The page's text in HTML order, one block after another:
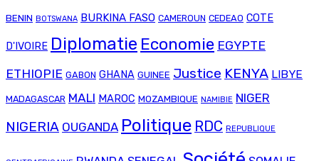
BENIN BOTSWANA BURKINA FASO CAMEROUN CEDEAO COTE
D'IVOIRE Diplomatie Economie EGYPTE
ETHIOPIE GABON GHANA GUINEE Justice KENYA LIBYE
MADAGASCAR MALI MAROC MOZAMBIQUE NAMIBIE NIGER
NIGERIA OUGANDA Politique RDC REPUBLIQUE